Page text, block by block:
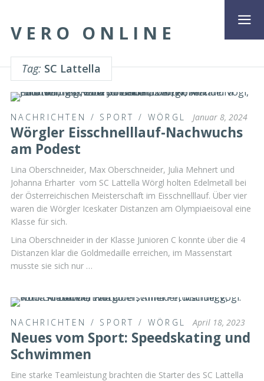
VERO ONLINE
Tag: SC Lattella
NACHRICHTEN / SPORT / WÖRGL Januar 8, 2024
Wörgler Eisschnelllauf-Nachwuchs
am Podest
Lina Oberschneider, Max Oberschneider, Julia Mehnert und
Johanna Erharter vom SC Lattella Wörgl holten Edelmetall bei
der Österreichischen Meisterschaft im Eisschnelllauf. Über vier
waren die Wörgler Iceskater Distanzen am Olympiaeisoval eine
Klasse für sich.
Lina Oberschneider in der Klasse Junioren C konnte über die 4
Distanzen klar die Goldmedaille erreichen, im Massenstart
musste sie sich nur …
NACHRICHTEN / SPORT / WÖRGL April 18, 2023
Neues vom Sport: Speedskating und
Schwimmen
Eine starke Teamleistung brachten die Starter des SC Lattella